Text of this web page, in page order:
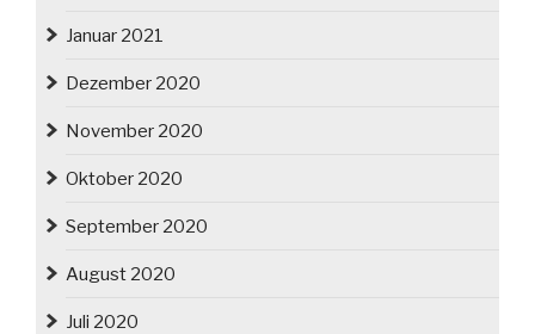
Januar 2021
Dezember 2020
November 2020
Oktober 2020
September 2020
August 2020
Juli 2020